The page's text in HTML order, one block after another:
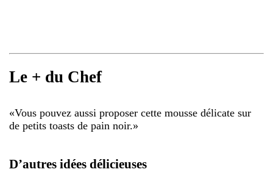
Le + du Chef
«Vous pouvez aussi proposer cette mousse délicate sur
de petits toasts de pain noir.»
D’autres idées délicieuses